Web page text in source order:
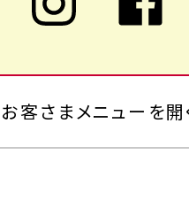
客さまメニューを開